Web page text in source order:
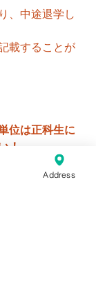
、中途退学し
載することが
位は正科生に
！
位は正科生に
Address